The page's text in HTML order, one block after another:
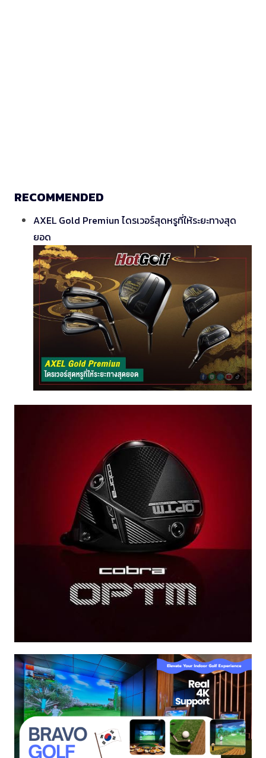
RECOMMENDED
AXEL Gold Premiun ไดรเวอร์สุดหรูที่ให้ระยะทางสุด
ยอด